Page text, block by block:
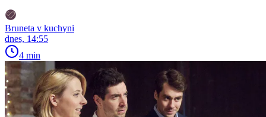
Bruneta v kuchyni
dnes, 14:55
4 min